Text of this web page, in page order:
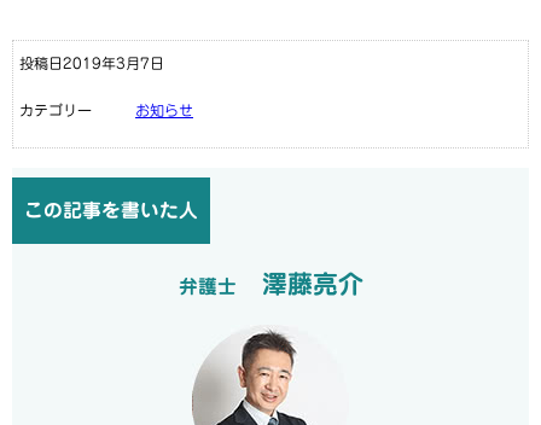
投稿日2019年3月7日
カテゴリー お知らせ
この記事を書いた人
弁護士 澤藤亮介